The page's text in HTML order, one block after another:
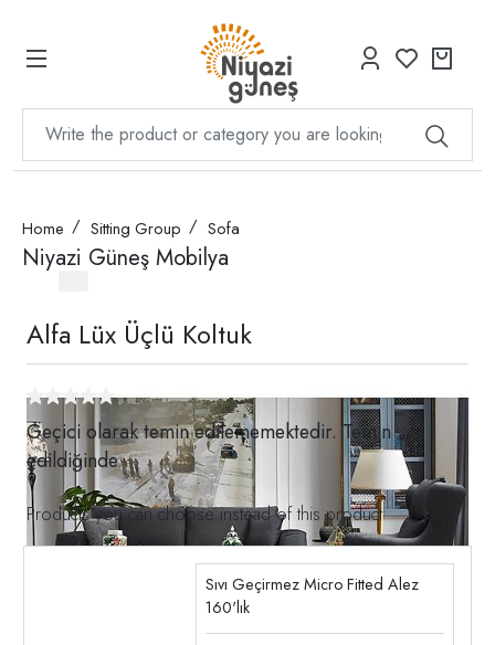
Home Sitting Group Sofa
Niyazi Güneş Mobilya
Alfa Lüx Üçlü Koltuk
Geçici olarak temin edilememektedir. Temin
edildiğinde
Products you can choose instead of this product
Sıvı Geçirmez Micro Fitted Alez
160'lık